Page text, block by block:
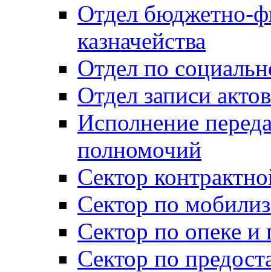
Отдел бюджетно-
казначейства
Отдел по
Отдел записи
Исполнение
полномочий
Сектор
Сектор по
Сектор по опеке и
Сектор по